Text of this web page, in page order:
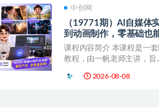
中创网
（19771期）AI自媒体
到动画制作，零基础也
课程内容简介 本课程是一
教程，由一帆老师主讲，旨
2026-08-08